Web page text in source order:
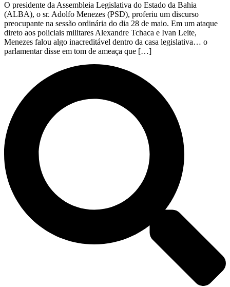
O presidente da Assembleia Legislativa do Estado da Bahia
(ALBA), o sr. Adolfo Menezes (PSD), proferiu um discurso
preocupante na sessão ordinária do dia 28 de maio. Em um ataque
direto aos policiais militares Alexandre Tchaca e Ivan Leite,
Menezes falou algo inacreditável dentro da casa legislativa… o
parlamentar disse em tom de ameaça que […]